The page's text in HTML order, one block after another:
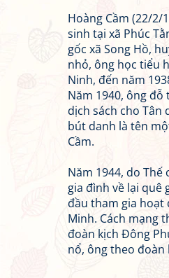
Hoàng Cầm (22/2/
sinh tại xã Phúc
gốc xã Song Hồ,
nhỏ, ông học tiểu
Ninh, đến năm
Năm 1940, ông
dịch sách cho Tân
bút danh là tên
Cầm.
Năm 1944, do
gia đình về lại quê
đầu tham gia hoạt
Minh. Cách mạng
đoàn kịch Đông
nổ, ông theo